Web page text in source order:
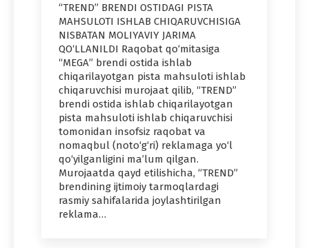
“TREND” BRENDI OSTIDAGI PISTA
MAHSULOTI ISHLAB CHIQARUVCHISIGA
NISBATAN MOLIYAVIY JARIMA
QO‘LLANILDI Raqobat qo‘mitasiga
“MEGA” brendi ostida ishlab
chiqarilayotgan pista mahsuloti ishlab
chiqaruvchisi murojaat qilib, “TREND”
brendi ostida ishlab chiqarilayotgan
pista mahsuloti ishlab chiqaruvchisi
tomonidan insofsiz raqobat va
nomaqbul (noto‘g‘ri) reklamaga yo‘l
qo‘yilganligini ma’lum qilgan.
Murojaatda qayd etilishicha, “TREND”
brendining ijtimoiy tarmoqlardagi
rasmiy sahifalarida joylashtirilgan
reklama…